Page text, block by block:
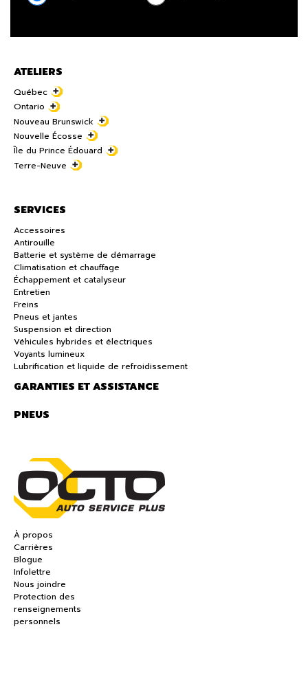
ATELIERS
Québec
Ontario
Nouveau Brunswick
Nouvelle Écosse
Île du Prince Édouard
Terre-Neuve
SERVICES
Accessoires
Antirouille
Batterie et système de démarrage
Climatisation et chauffage
Échappement et catalyseur
Entretien
Freins
Pneus et jantes
Suspension et direction
Véhicules hybrides et électriques
Voyants lumineux
Lubrification et liquide de refroidissement
GARANTIES ET ASSISTANCE
PNEUS
À propos
Carrières
Blogue
Infolettre
Nous joindre
Protection des
renseignements
personnels